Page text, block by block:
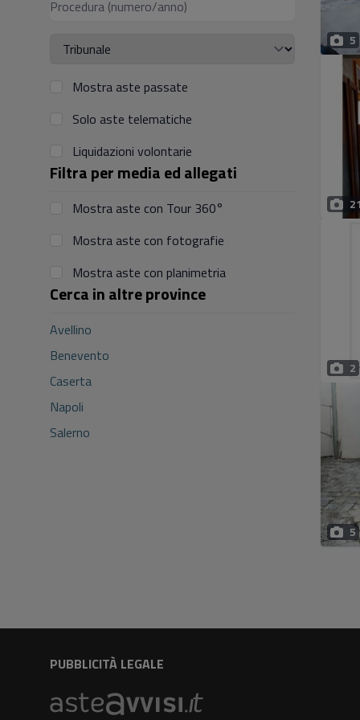
Mostra aste passate
Solo aste telematiche
Liquidazioni volontarie
Filtra per media ed allegati
Mostra aste con Tour 360°
Mostra aste con fotografie
Mostra aste con planimetria
Cerca in altre province
Avellino
Benevento
Caserta
Napoli
Salerno
5
21
2
5
PUBBLICITÀ LEGALE